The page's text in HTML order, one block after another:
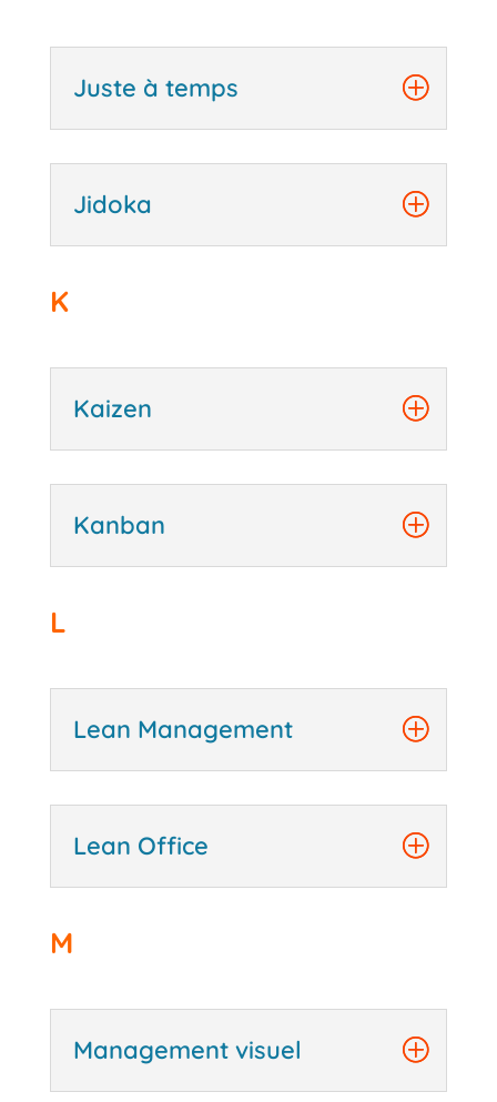
Juste à temps
Jidoka
K
Kaizen
Kanban
L
Lean Management
Lean Office
M
Management visuel